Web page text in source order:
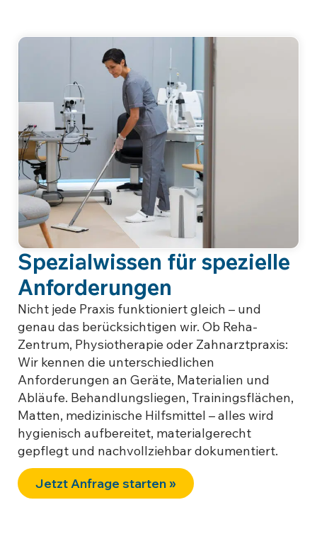
Spezialwissen für spezielle
Anforderungen
Nicht jede Praxis funktioniert gleich – und
genau das berücksichtigen wir. Ob Reha-
Zentrum, Physiotherapie oder Zahnarztpraxis:
Wir kennen die unterschiedlichen
Anforderungen an Geräte, Materialien und
Abläufe. Behandlungsliegen, Trainingsflächen,
Matten, medizinische Hilfsmittel – alles wird
hygienisch aufbereitet, materialgerecht
gepflegt und nachvollziehbar dokumentiert.
Jetzt Anfrage starten »